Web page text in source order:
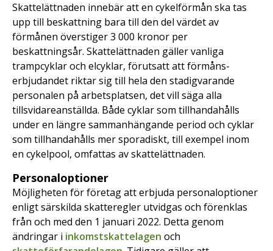
Skattelättnaden innebär att en cykelförmån ska tas
upp till beskattning bara till den del värdet av
förmånen överstiger 3 000 kronor per
beskattningsår. Skattelättnaden gäller vanliga
trampcyklar och elcyklar, förutsatt att förmåns­
erbjudandet riktar sig till hela den stadigvarande
personalen på arbetsplatsen, det vill säga alla
tillsvidareanställda. Både cyklar som tillhandahålls
under en längre sammanhängande period och cyklar
som tillhandahålls mer sporadiskt, till exempel inom
en cykelpool, omfattas av skattelättnaden.
Personaloptioner
Möjligheten för företag att erbjuda personaloptioner
enligt särskilda skatteregler utvidgas och förenklas
från och med den 1 januari 2022. Detta genom
ändringar i inkomstskattelagen och